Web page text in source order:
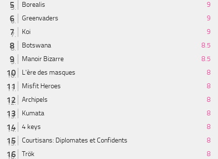
Borealis
9
Greenvaders
9
Koi
9
Botswana
8.5
Manoir Bizarre
8.5
L'ère des masques
8
Misfit Heroes
8
Archipels
8
Kumata
8
4 keys
8
Courtisans: Diplomates et Confidents
8
Trök
8